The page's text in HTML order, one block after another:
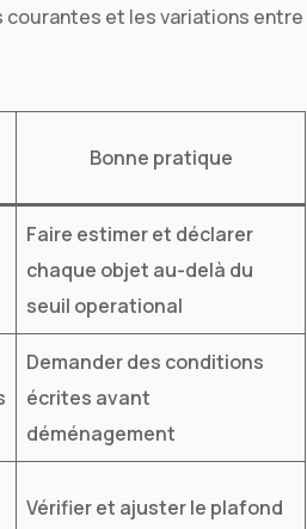
courantes et les variations entre
Bonne pratique
Faire estimer et déclarer
chaque objet au-delà du
seuil operational
Demander des conditions
écrites avant
déménagement
Vérifier et ajuster le plafond